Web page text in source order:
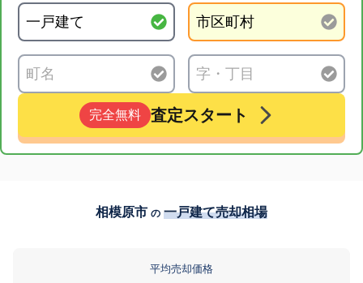
完全無料 査定スタート
相模原市 の 一戸建て売却相場
平均売却価格